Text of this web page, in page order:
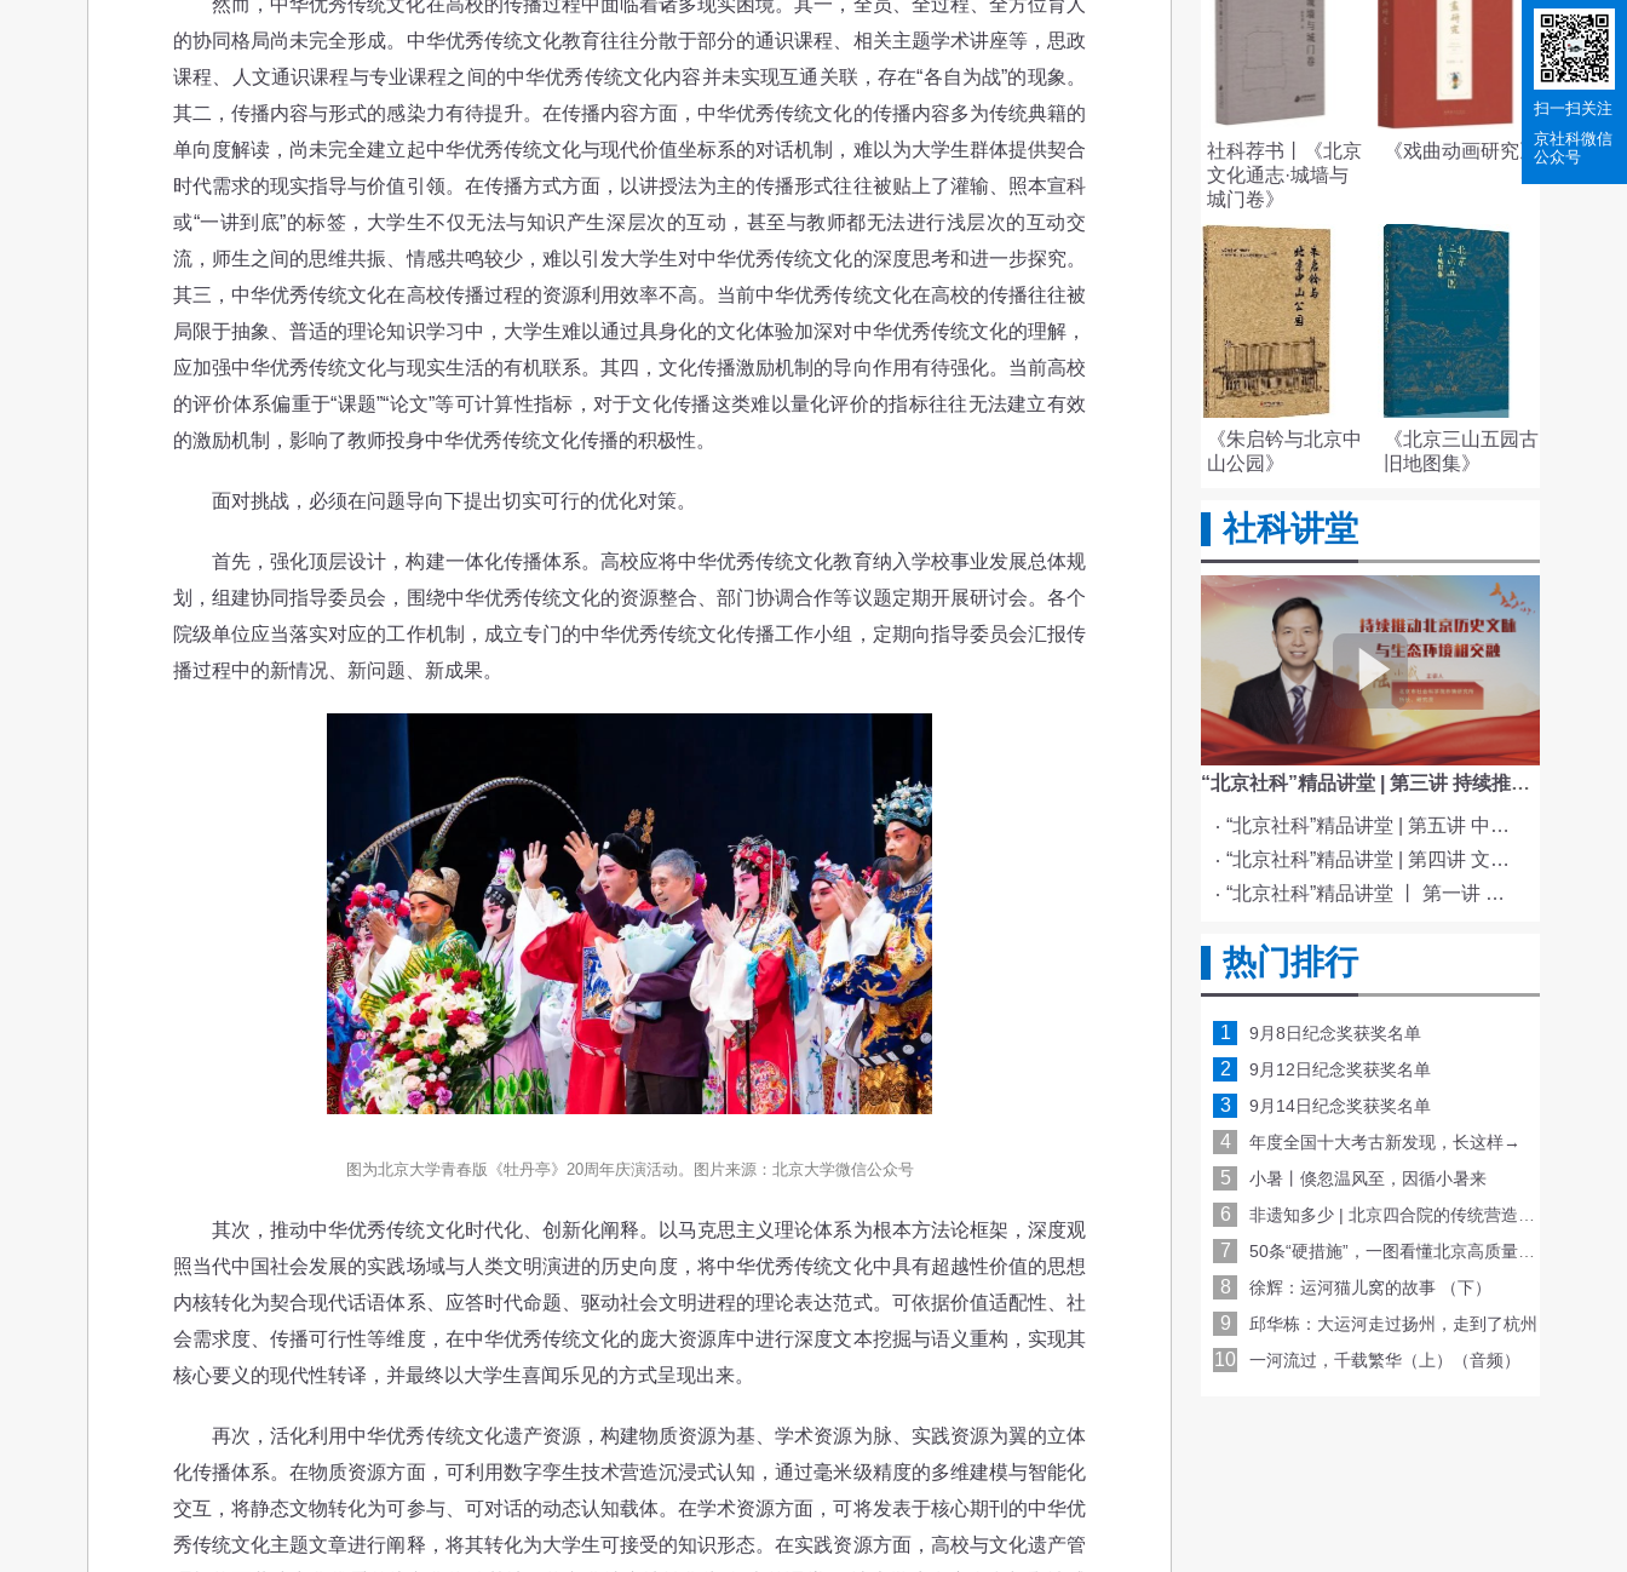
然而，中华优秀传统文化在高校的传播过程中面临着诸多现实困境。其一，全员、全过程、全方位育人
的协同格局尚未完全形成。中华优秀传统文化教育往往分散于部分的通识课程、相关主题学术讲座等，思政
课程、人文通识课程与专业课程之间的中华优秀传统文化内容并未实现互通关联，存在“各自为战”的现象。
其二，传播内容与形式的感染力有待提升。在传播内容方面，中华优秀传统文化的传播内容多为传统典籍的
单向度解读，尚未完全建立起中华优秀传统文化与现代价值坐标系的对话机制，难以为大学生群体提供契合
时代需求的现实指导与价值引领。在传播方式方面，以讲授法为主的传播形式往往被贴上了灌输、照本宣科
或“一讲到底”的标签，大学生不仅无法与知识产生深层次的互动，甚至与教师都无法进行浅层次的互动交
流，师生之间的思维共振、情感共鸣较少，难以引发大学生对中华优秀传统文化的深度思考和进一步探究。
其三，中华优秀传统文化在高校传播过程的资源利用效率不高。当前中华优秀传统文化在高校的传播往往被
局限于抽象、普适的理论知识学习中，大学生难以通过具身化的文化体验加深对中华优秀传统文化的理解，
应加强中华优秀传统文化与现实生活的有机联系。其四，文化传播激励机制的导向作用有待强化。当前高校
的评价体系偏重于“课题”“论文”等可计算性指标，对于文化传播这类难以量化评价的指标往往无法建立有效
的激励机制，影响了教师投身中华优秀传统文化传播的积极性。
面对挑战，必须在问题导向下提出切实可行的优化对策。
首先，强化顶层设计，构建一体化传播体系。高校应将中华优秀传统文化教育纳入学校事业发展总体规
划，组建协同指导委员会，围绕中华优秀传统文化的资源整合、部门协调合作等议题定期开展研讨会。各个
院级单位应当落实对应的工作机制，成立专门的中华优秀传统文化传播工作小组，定期向指导委员会汇报传
播过程中的新情况、新问题、新成果。
图为北京大学青春版《牡丹亭》20周年庆演活动。图片来源：北京大学微信公众号
其次，推动中华优秀传统文化时代化、创新化阐释。以马克思主义理论体系为根本方法论框架，深度观
照当代中国社会发展的实践场域与人类文明演进的历史向度，将中华优秀传统文化中具有超越性价值的思想
内核转化为契合现代话语体系、应答时代命题、驱动社会文明进程的理论表达范式。可依据价值适配性、社
会需求度、传播可行性等维度，在中华优秀传统文化的庞大资源库中进行深度文本挖掘与语义重构，实现其
核心要义的现代性转译，并最终以大学生喜闻乐见的方式呈现出来。
再次，活化利用中华优秀传统文化遗产资源，构建物质资源为基、学术资源为脉、实践资源为翼的立体
化传播体系。在物质资源方面，可利用数字孪生技术营造沉浸式认知，通过毫米级精度的多维建模与智能化
交互，将静态文物转化为可参与、可对话的动态认知载体。在学术资源方面，可将发表于核心期刊的中华优
秀传统文化主题文章进行阐释，将其转化为大学生可接受的知识形态。在实践资源方面，高校与文化遗产管
社科荐书丨《北京
文化通志·城墙与
城门卷》
《戏曲动画研究》
《朱启钤与北京中
山公园》
《北京三山五园古
旧地图集》
社科讲堂
“北京社科”精品讲堂 | 第三讲 持续推动北京历史文脉与生态环境相交融
“北京社科”精品讲堂 | 第五讲 中国电影与文化传统
“北京社科”精品讲堂 | 第四讲 文化与科技融合赋能新质生产力发展
“北京社科”精品讲堂 丨 第一讲 《红楼梦》的北京情缘
热门排行
1 9月8日纪念奖获奖名单
2 9月12日纪念奖获奖名单
3 9月14日纪念奖获奖名单
4 年度全国十大考古新发现，长这样→
5 小暑丨倏忽温风至，因循小暑来
6 非遗知多少 | 北京四合院的传统营造技艺
7 50条“硬措施”，一图看懂北京高质量发展路线图！
8 徐辉：运河猫儿窝的故事 （下）
9 邱华栋：大运河走过扬州，走到了杭州
10 一河流过，千载繁华（上）（音频）
扫一扫关注
京社科微信
公众号